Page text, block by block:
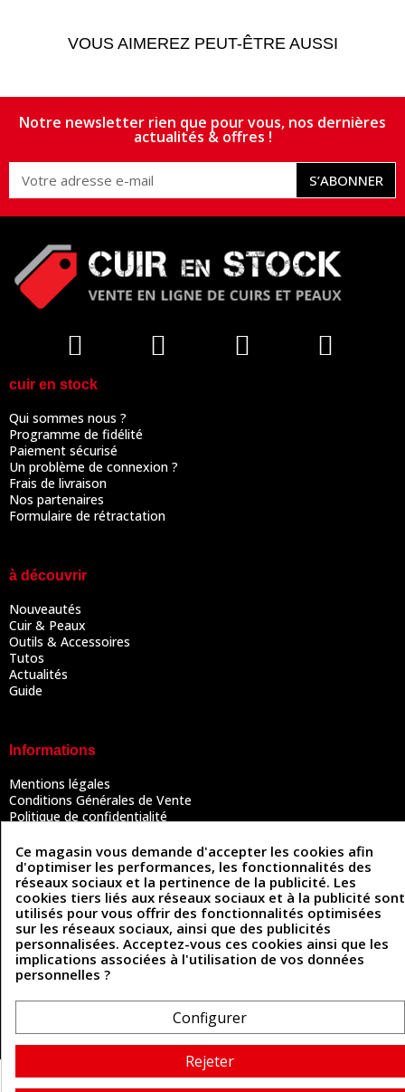
VOUS AIMEREZ PEUT-ÊTRE AUSSI
Notre newsletter rien que pour vous, nos dernières
actualités & offres !
S’ABONNER
cuir en stock
Qui sommes nous ?
Programme de fidélité
Paiement sécurisé
Un problème de connexion ?
Frais de livraison
Nos partenaires
Formulaire de rétractation
à découvrir
Nouveautés
Cuir & Peaux
Outils & Accessoires
Tutos
Actualités
Guide
Informations
Mentions légales
Conditions Générales de Vente
Politique de confidentialité
Contactez-nous
Coordonnées
493 Chemin de Catougnac
81300 Graulhet
05 63 34 51 88
contact@cuirenstock.com
Cuirenstock © 2026 - Une création Quatrys 💙
Ce magasin vous demande d'accepter les cookies afin
d'optimiser les performances, les fonctionnalités des
réseaux sociaux et la pertinence de la publicité. Les
cookies tiers liés aux réseaux sociaux et à la publicité sont
utilisés pour vous offrir des fonctionnalités optimisées
sur les réseaux sociaux, ainsi que des publicités
personnalisées. Acceptez-vous ces cookies ainsi que les
implications associées à l'utilisation de vos données
personnelles ?
Configurer
Rejeter